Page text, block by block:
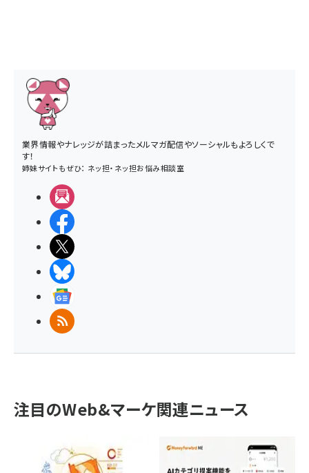
業界情報やナレッジが詰まったメルマガ配信やソーシャルもよろしくで
す！
姉妹サイトもぜひ： ネッ担・ ネッ担お悩み相談室
RSS
注目のWeb&マーケ関連ニュース